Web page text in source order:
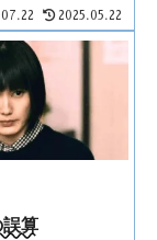
2025.05.22
算